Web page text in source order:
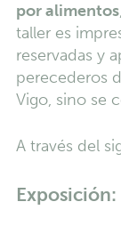
por alimentos
taller es
reservadas y
perecederos
Vigo, sino se
A través del